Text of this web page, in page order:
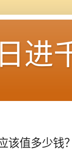
进
该值多少钱